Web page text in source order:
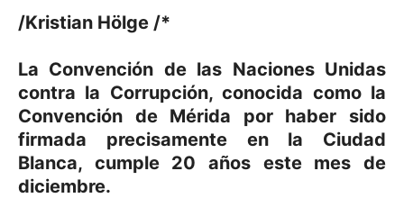
/Kristian Hölge /*
La Convención de las Naciones Unidas
contra la Corrupción, conocida como la
Convención de Mérida por haber sido
firmada precisamente en la Ciudad
Blanca, cumple 20 años este mes de
diciembre.